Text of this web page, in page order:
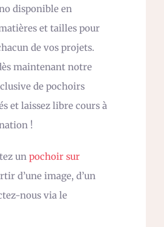
disponible en
et tailles pour
de vos projets.
maintenant notre
de pochoirs
et laissez libre cours à
!
un pochoir sur
d’une image, d’un
nous via le